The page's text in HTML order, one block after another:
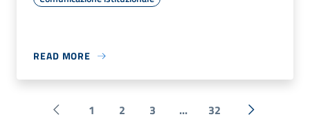
READ MORE
Pagina precedente
1 2 3 ... 32 Next »